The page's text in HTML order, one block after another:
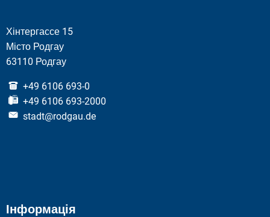
Хінтергассе 15
Місто Родгау
63110 Родгау
+49 6106 693-0
+49 6106 693-2000
stadt@rodgau.de
Інформація